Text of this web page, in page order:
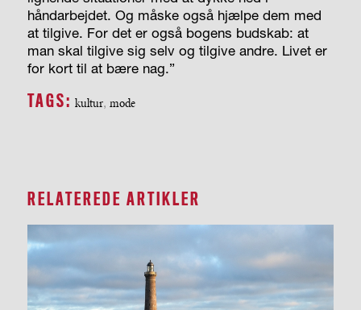
håndarbejdet. Og måske også hjælpe dem med
at tilgive. For det er også bogens budskab: at
man skal tilgive sig selv og tilgive andre. Livet er
for kort til at bære nag.”
TAGS: kultur, mode
RELATEREDE ARTIKLER